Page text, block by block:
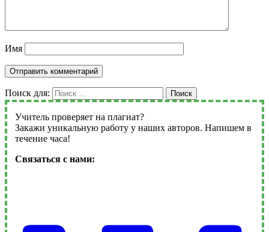
Имя
Поиск для: Поиск
Учитель проверяет на плагиат?
Закажи уникальную работу у наших авторов. Напишем в
течение часа!
Связаться с нами: